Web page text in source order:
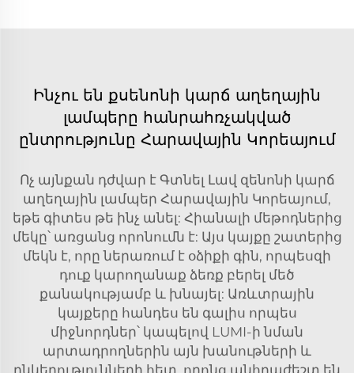
Ինչու են քսենոնի կարճ աղեղային
լամպերը հանրահռչակված
ընտրությունը Հարավային Կորեայում
Ոչ այնքան դժվար է Գտնել Լավ զենոնի կարճ
աղեղային լամպեր Հարավային Կորեայում,
եթե գիտես թե ինչ անել: Հիանալի մեթոդներից
մեկը՝ առցանց որոնումն է: Այս կայքը շատերից
մեկն է, որը ներառում է օձիքի գին, որպեսզի
դուք կարողանաք ձեռք բերել մեծ
քանակությամբ և խնայել: Առևտրային
կայքերը հանդես են գալիս որպես
միջնորդներ՝ կապելով LUMI-ի նման
արտադրողներին այն խանութների և
ընկերությունների հետ, որոնց անհրաժեշտ են